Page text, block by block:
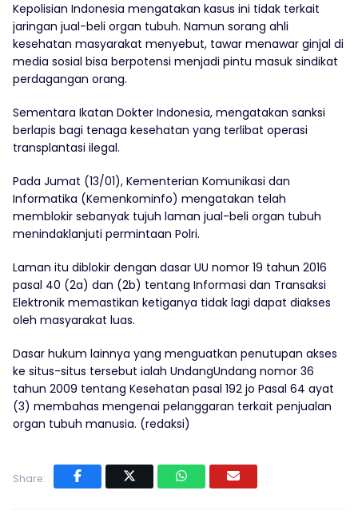
Kepolisian Indonesia mengatakan kasus ini tidak terkait
jaringan jual-beli organ tubuh. Namun sorang ahli
kesehatan masyarakat menyebut, tawar menawar ginjal di
media sosial bisa berpotensi menjadi pintu masuk sindikat
perdagangan orang.
Sementara Ikatan Dokter Indonesia, mengatakan sanksi
berlapis bagi tenaga kesehatan yang terlibat operasi
transplantasi ilegal.
Pada Jumat (13/01), Kementerian Komunikasi dan
Informatika (Kemenkominfo) mengatakan telah
memblokir sebanyak tujuh laman jual-beli organ tubuh
menindaklanjuti permintaan Polri.
Laman itu diblokir dengan dasar UU nomor 19 tahun 2016
pasal 40 (2a) dan (2b) tentang Informasi dan Transaksi
Elektronik memastikan ketiganya tidak lagi dapat diakses
oleh masyarakat luas.
Dasar hukum lainnya yang menguatkan penutupan akses
ke situs-situs tersebut ialah UndangUndang nomor 36
tahun 2009 tentang Kesehatan pasal 192 jo Pasal 64 ayat
(3) membahas mengenai pelanggaran terkait penjualan
organ tubuh manusia. (redaksi)
Share: